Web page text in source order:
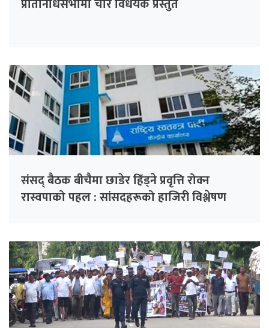
प्रतिनिधिसभामा चार विधेयक प्रस्तुत
संसद् बैठक बीचैमा छाडेर हिँड्ने प्रवृत्ति रोक्न
रास्वपाको पहल : सांसदहरूको हाजिरी विश्लेषण